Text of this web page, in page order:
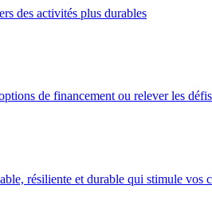
des activités plus durables
de financement ou relever les
résiliente et durable qui stimule vos